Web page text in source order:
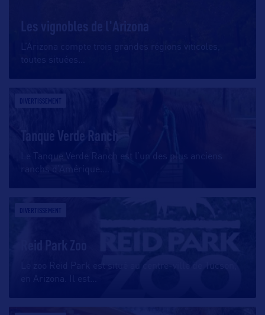
Les vignobles de l'Arizona
L’Arizona compte trois grandes régions viticoles,
toutes situées
DIVERTISSEMENT
Tanque Verde Ranch
Le Tanque Verde Ranch est l’un des plus anciens
ranchs d’Amérique.
DIVERTISSEMENT
Reid Park Zoo
Le zoo Reid Park est situé au centre-ville de Tucson,
en Arizona. Il est